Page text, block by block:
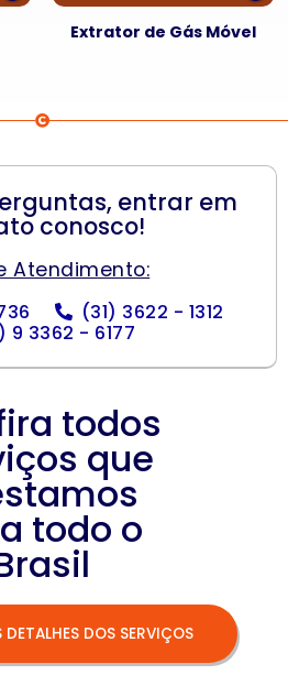
Extrator de Gás Móvel
entrar em
conosco!
Atendimento:
(31) 3622 - 1312
9 3362 - 6177
todos
que
todo o
DOS SERVIÇOS